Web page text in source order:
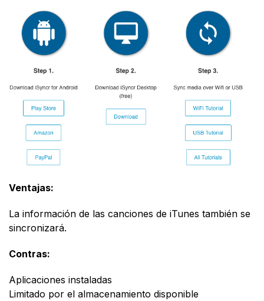
Ventajas:
La información de las canciones de iTunes también se
sincronizará.
Contras:
Aplicaciones instaladas
Limitado por el almacenamiento disponible